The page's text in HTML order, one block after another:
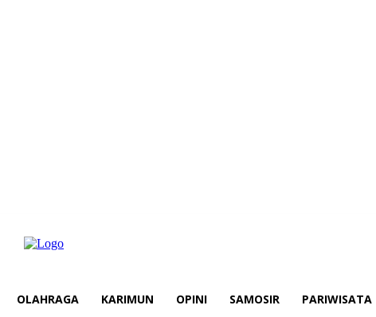
OLAHRAGA KARIMUN OPINI SAMOSIR PARIWISATA